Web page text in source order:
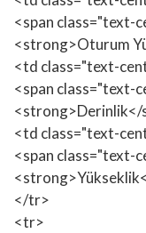
<span class="text-
<strong>Oturum
<td class="text-
<span class="text-
<td class="text-
<span class="text-
</tr>
<tr>